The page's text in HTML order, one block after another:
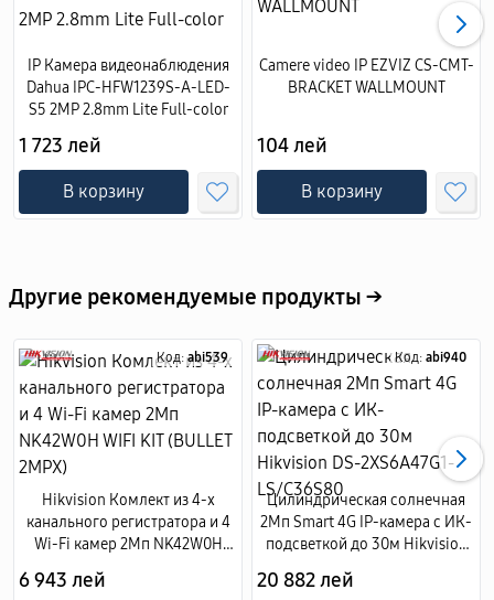
IP Камера видеонаблюдения
Dahua IPC-HFW1239S-A-LED-
S5 2MP 2.8mm Lite Full-color
1 723 лей
В корзину
Camere video IP EZVIZ CS-CMT-
BRACKET WALLMOUNT
104 лей
В корзину
Другие рекомендуемые продукты →
Код:abi539
Hikvision Комлект из 4-х
канального регистратора и 4
Wi-Fi камер 2Мп NK42W0H
6 943 лей
Код: abi940
Цилиндрическая солнечная
2Мп Smart 4G IP-камера с ИК-
подсветкой до 30м Hikvision
20 882 лей